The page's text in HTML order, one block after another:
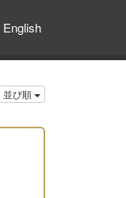
English
並び順